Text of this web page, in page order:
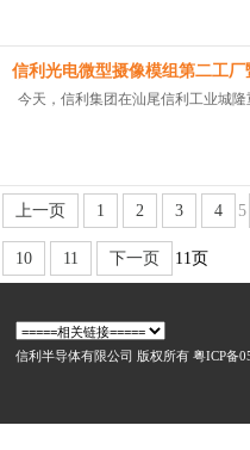
信利光电微型摄像模组第二工
典
今天，信利集团在汕尾信利工业城隆
上一页 1 2 3 4 5
10 11 下一页 11页
信利半导体有限公司 版权所有 粤ICP备